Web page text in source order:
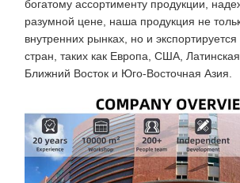
богатому ассортименту продукции,
разумной цене, наша продукция не
внутренних рынках, но и
стран, таких как Европа, США,
Ближний Восток и Юго-Восточная Азия.